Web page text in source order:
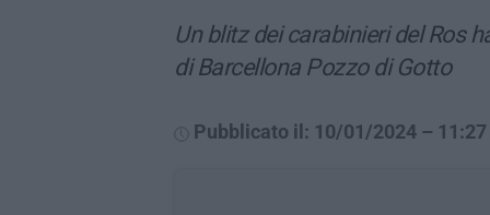
Un blitz dei carabinieri del Ros
di Barcellona Pozzo di Gotto
Pubblicato il: 10/01/2024 – 11:27